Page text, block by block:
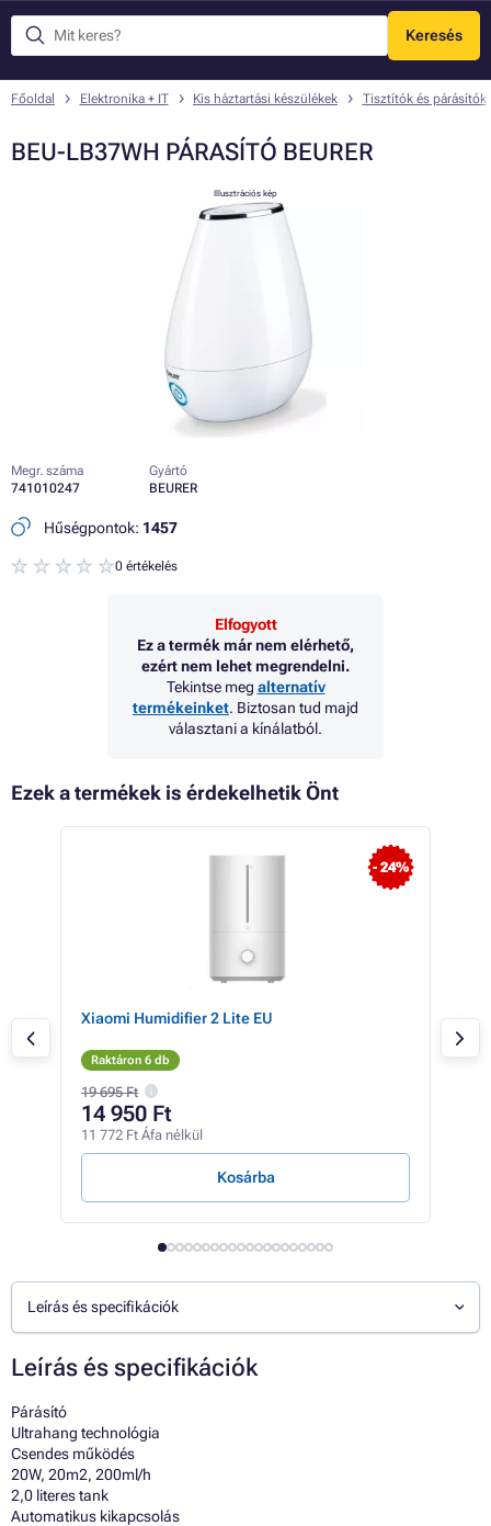
Keresés
Menü
Főoldal Elektronika + IT Kis háztartási készülékek Tisztítók és párásítók
BEU-LB37WH PÁRASÍTÓ BEURER
Illusztrációs kép
Megr. száma
741010247
Gyártó
BEURER
Hűségpontok: 1457
0 értékelés
Elfogyott
Ez a termék már nem elérhető,
ezért nem lehet megrendelni.
Tekintse meg alternatív
termékeinket. Biztosan tud majd
választani a kínálatból.
Ezek a termékek is érdekelhetik Önt
- 24%
Xiaomi Humidifier 2 Lite EU
Raktáron 6 db
19 695 Ft
14 950 Ft
11 772 Ft Áfa nélkül
Kosárba
Leírás és specifikációk
Leírás és specifikációk
Párásító
Ultrahang technológia
Csendes működés
20W, 20m2, 200ml/h
2,0 literes tank
Automatikus kikapcsolás